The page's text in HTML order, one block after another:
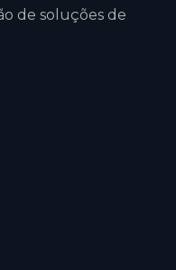
de soluções de